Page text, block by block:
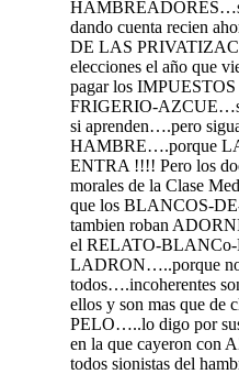
dando cuenta recien
DE LAS
elecciones el año que
pagar los
FRIGERIO-
si aprenden….pero
HAMBRE….porque
ENTRA !!!! Pero los
morales de la Clase
que los BLANCOS-
tambien roban
el RELATO-
LADRON…..porque no
todos….incoherentes
ellos y son mas que de
PELO…..lo digo por
en la que cayeron
todos sionistas del